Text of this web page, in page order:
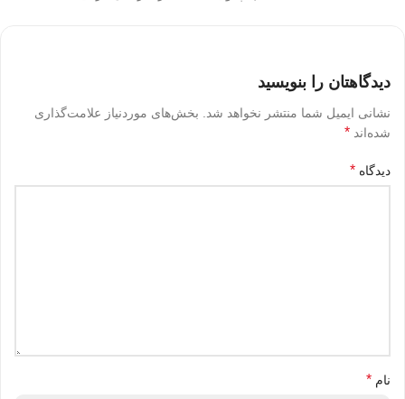
دیدگاهتان را بنویسید
نشانی ایمیل شما منتشر نخواهد شد.
بخش‌های موردنیاز علامت‌گذاری
شده‌اند *
دیدگاه *
نام *